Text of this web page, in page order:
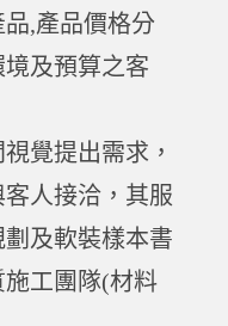
,產品價格分
及預算之客
覺提出需求，
人接洽，其服
及軟裝樣本書
工團隊(材料